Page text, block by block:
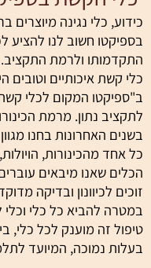
בספיקטו
נגינה מיוצרים ברמות
חשוב לנו להציע לכם
ולרמת התקציב.
איכותיים וטובים הינם
המקום לכלי קשת"
נתון. מרמת הכינורות
בחנו מגוון רחב
מהכינורות, הויולות,
מיבאים עוברים
ובדיקה
כל כלי וכלי לרמת
מוענק לכל כלי, בין אם